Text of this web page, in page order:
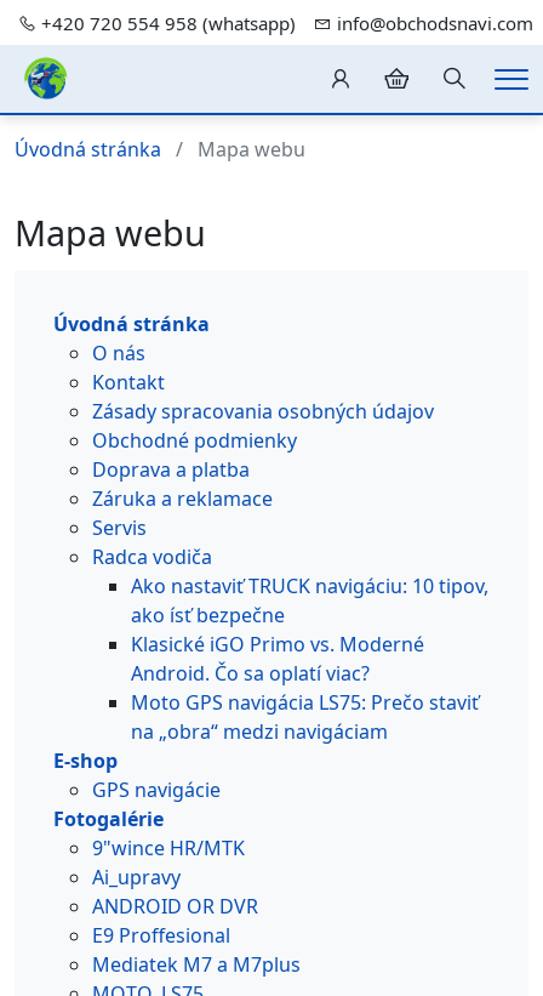
+420 720 554 958 (whatsapp) info@obchodsnavi.com
Hledání
Úvodná stránka Mapa webu
Mapa webu
Úvodná stránka
O nás
Kontakt
Zásady spracovania osobných údajov
Obchodné podmienky
Doprava a platba
Záruka a reklamace
Servis
Radca vodiča
Ako nastaviť TRUCK navigáciu: 10 tipov,
ako ísť bezpečne
Klasické iGO Primo vs. Moderné
Android. Čo sa oplatí viac?
Moto GPS navigácia LS75: Prečo staviť
na „obra“ medzi navigáciam
E-shop
GPS navigácie
Fotogalérie
9"wince HR/MTK
Ai_upravy
ANDROID OR DVR
E9 Proffesional
Mediatek M7 a M7plus